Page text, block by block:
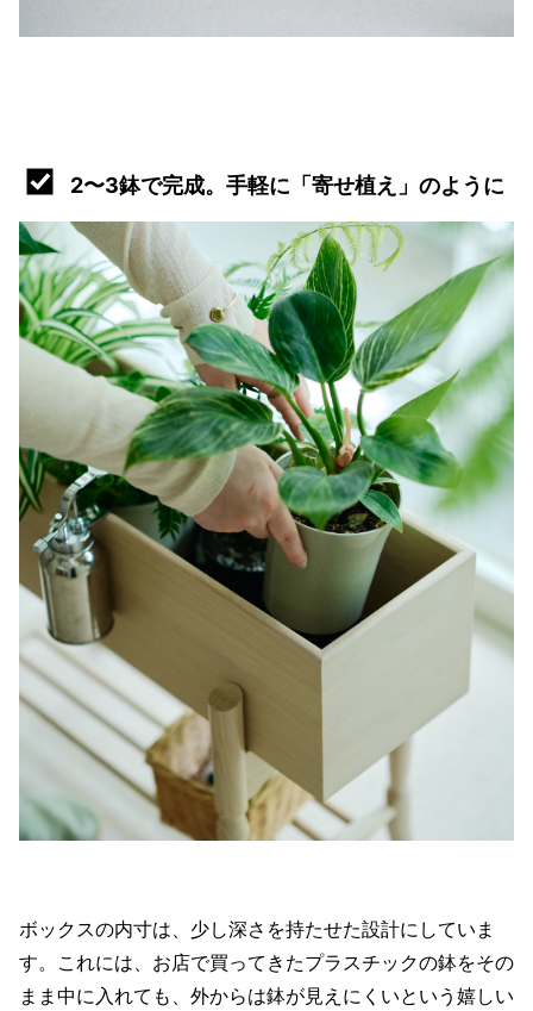
2〜3鉢で完成。手軽に「寄せ植え」のように
ボックスの内寸は、少し深さを持たせた設計にしていま
す。これには、お店で買ってきたプラスチックの鉢をその
まま中に入れても、外からは鉢が見えにくいという嬉しい